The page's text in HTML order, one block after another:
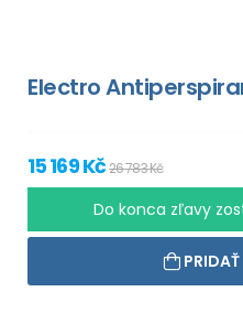
Electro
15 169 Kč26 783 Kč
Do konca zľavy